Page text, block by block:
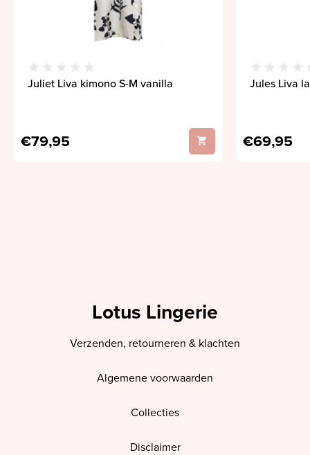
Juliet Liva kimono S-M vanilla
€79,95
Jules Liva
€69,95
Lotus Lingerie
Verzenden, retourneren & klachten
Algemene voorwaarden
Collecties
Disclaimer